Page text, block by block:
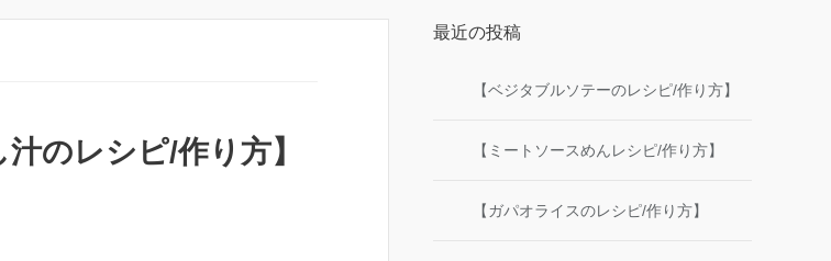
のレシピ/作り方】
最近の投稿
【ベジタブルソテーのレシピ/作り方】
【ミートソースめんレシピ/作り方】
【ガパオライスのレシピ/作り方】